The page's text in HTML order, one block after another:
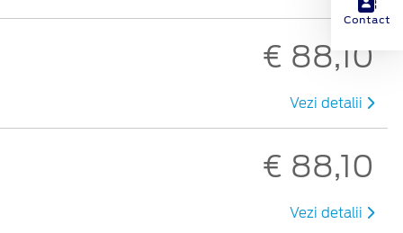
€ 88,10
Vezi detalii
€ 88,10
Vezi detalii
Contact